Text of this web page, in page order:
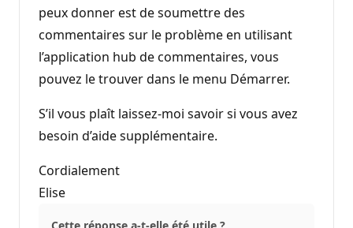
peux donner est de soumettre des
commentaires sur le problème en utilisant
l’application hub de commentaires, vous
pouvez le trouver dans le menu Démarrer.
S’il vous plaît laissez-moi savoir si vous avez
besoin d’aide supplémentaire.
Cordialement
Elise
Cette réponse a-t-elle été utile ?